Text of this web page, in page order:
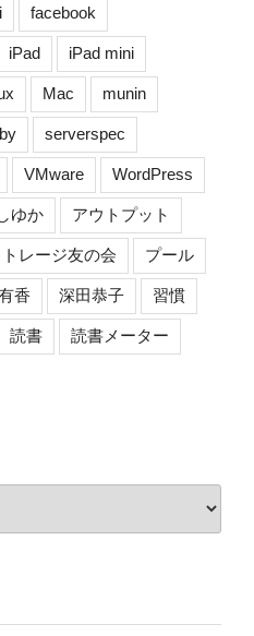
facebook
iPad iPad mini
Mac munin
serverspec
VMware WordPress
ゆか アウトプット
トレージ友の会 プール
香 深田恭子 習慣
読書 読書メーター